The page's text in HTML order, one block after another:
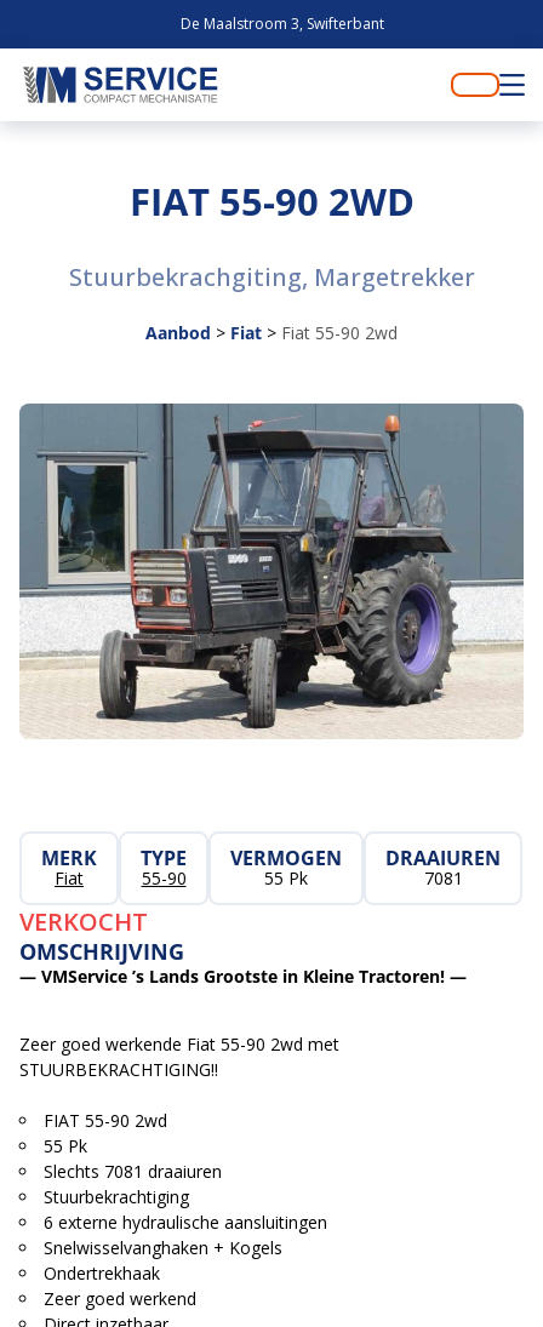
De Maalstroom 3, Swifterbant
FIAT 55-90 2WD
Stuurbekrachgiting, Margetrekker
Aanbod > Fiat > Fiat 55-90 2wd
MERK
Fiat
TYPE
55-90
VERMOGEN
55 Pk
DRAAIUREN
7081
VERKOCHT
OMSCHRIJVING
— VMService ’s Lands Grootste in Kleine Tractoren! —
Zeer goed werkende Fiat 55-90 2wd met
STUURBEKRACHTIGING!!
FIAT 55-90 2wd
55 Pk
Slechts 7081 draaiuren
Stuurbekrachtiging
6 externe hydraulische aansluitingen
Snelwisselvanghaken + Kogels
Ondertrekhaak
Zeer goed werkend